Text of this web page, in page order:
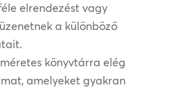
elrendezést vagy
a különböző
könyvtárra elég
amelyeket gyakran